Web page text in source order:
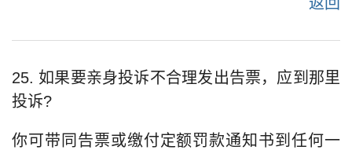
25. 如果要亲身投诉不合理发出告票，应到那里
投诉?
你可带同告票或缴付定额罚款通知书到任何一